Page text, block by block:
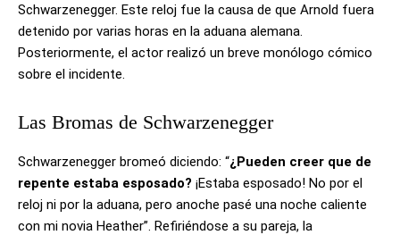
Schwarzenegger. Este reloj fue la causa de que Arnold fuera
detenido por varias horas en la aduana alemana.
Posteriormente, el actor realizó un breve monólogo cómico
sobre el incidente.
Las Bromas de Schwarzenegger
Schwarzenegger bromeó diciendo: “¿Pueden creer que de
repente estaba esposado? ¡Estaba esposado! No por el
reloj ni por la aduana, pero anoche pasé una noche caliente
con mi novia Heather”. Refiriéndose a su pareja, la